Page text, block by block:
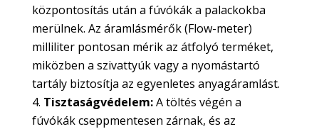
központosítás után a fúvókák a palackokba
merülnek. Az áramlásmérők (Flow-meter)
milliliter pontosan mérik az átfolyó terméket,
miközben a szivattyúk vagy a nyomástartó
tartály biztosítja az egyenletes anyagáramlást.
Tisztaságvédelem:A töltés végén a
fúvókák cseppmentesen zárnak, és az